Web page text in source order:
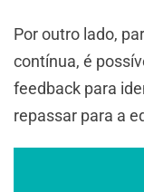
Por outro lado,
contínua, é
feedback para
repassar para a